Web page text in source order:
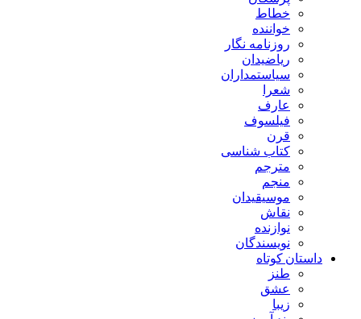
خطاط
خواننده
روزنامه نگار
ریاضیدان
سیاستمداران
شعرا
عارف
فیلسوف
قرن
کتاب شناسی
مترجم
منجم
موسیقیدان
نقاش
نوازنده
نویسندگان
داستان کوتاه
طنز
عشق
زیبا